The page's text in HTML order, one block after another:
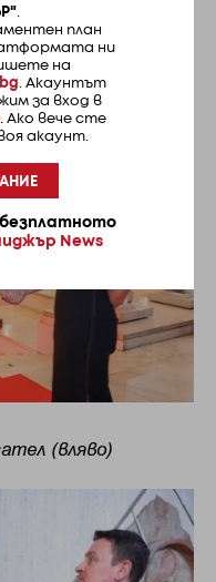
план
ни
на
. Акаунтът
за вход в
. Ако вече сте
акаунт.
News
„Йордан
(вляво)